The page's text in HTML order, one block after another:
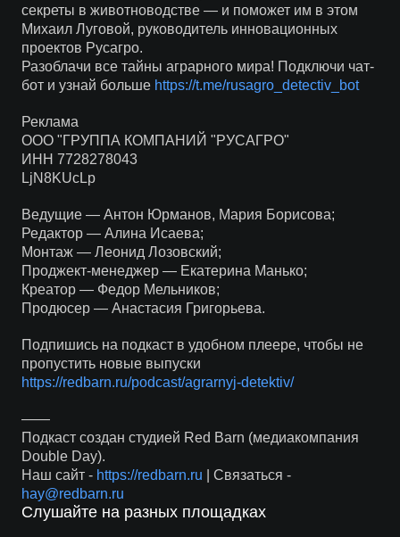
секреты в животноводстве — и поможет им в этом
Михаил Луговой, руководитель инновационных
проектов Русагро.
Разоблачи все тайны аграрного мира! Подключи чат-
бот и узнай больше https://t.me/rusagro_detectiv_bot
Реклама
ООО "ГРУППА КОМПАНИЙ "РУСАГРО"
ИНН 7728278043
LjN8KUcLp
Ведущие — Антон Юрманов, Мария Борисова;
Редактор — Алина Исаева;
Монтаж — Леонид Лозовский;
Проджект-менеджер — Екатерина Манько;
Креатор — Федор Мельников;
Продюсер — Анастасия Григорьева.
Подпишись на подкаст в удобном плеере, чтобы не
пропустить новые выпуски
https://redbarn.ru/podcast/agrarnyj-detektiv/
——
Подкаст создан студией Red Barn (медиакомпания
Double Day).
Наш сайт - https://redbarn.ru | Связаться -
hay@redbarn.ru
Слушайте на разных площадках